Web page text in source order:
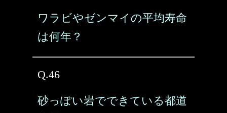
ワラビやゼンマイの平均寿命
は何年？
Q.46
砂っぽい岩でできている都道